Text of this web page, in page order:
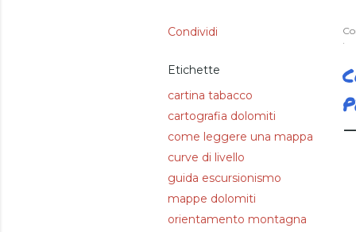
Condividi
Etichette
cartina tabacco
cartografia dolomiti
come leggere una mappa
curve di livello
guida escursionismo
mappe dolomiti
orientamento montagna